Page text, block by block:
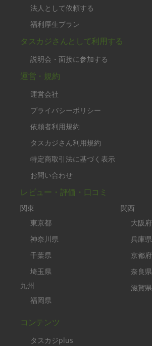
法人として依頼する
福利厚生プラン
タスカジさんとして利用する
説明会・面接に参加する
運営・規約
運営会社
プライバシーポリシー
依頼者利用規約
タスカジさん利用規約
特定商取引法に基づく表示
お問い合わせ
レビュー・評価・口コミ
関東
東京都
神奈川県
千葉県
埼玉県
九州
福岡県
関西
大阪府
兵庫県
京都府
奈良県
滋賀県
コンテンツ
タスカジplus